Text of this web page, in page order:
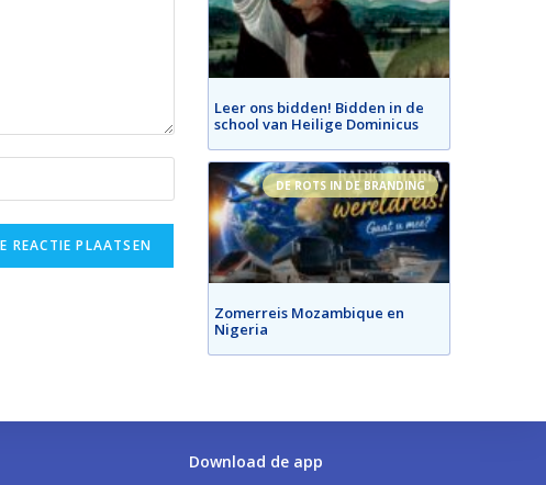
Leer ons bidden! Bidden in de
school van Heilige Dominicus
DE ROTS IN DE BRANDING
Zomerreis Mozambique en
Nigeria
Download de app